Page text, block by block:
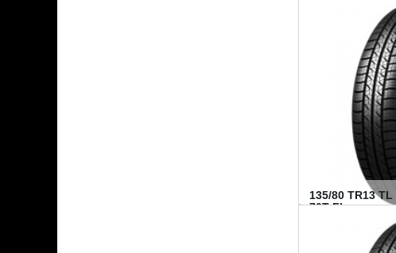
135/80 TR13 TL
70T FI...